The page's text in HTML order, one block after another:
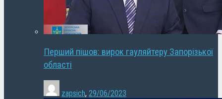
Перший пішов: вирок гауляйтеру Запорізької
області
zapsich, 29/06/2023